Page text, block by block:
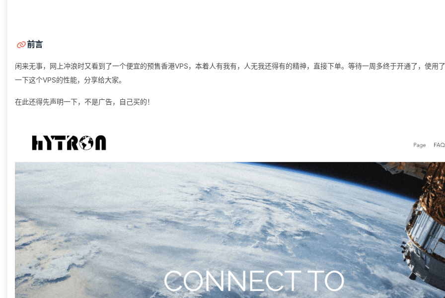
前言
闲来无事，网上冲浪时又看到了一个便宜的预售香港VPS，本着人有我有，人无我还得有的精神，直接下单。等待一周多终于开通了，使用
一下这个VPS的性能，分享给大家。
在此还得先声明一下，不是广告，自己买的！